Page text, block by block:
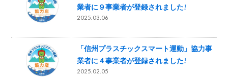
業者に９事業者が登録されました!
2025.03.06
「信州プラスチックスマート運動」協力事
業者に４事業者が登録されました!
2025.02.05